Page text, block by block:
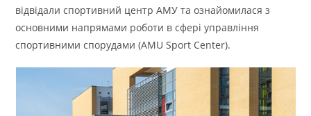
відвідали спортивний центр АМУ та ознайомилася з
основними напрямами роботи в сфері управління
спортивними спорудами (AMU Sport Center).